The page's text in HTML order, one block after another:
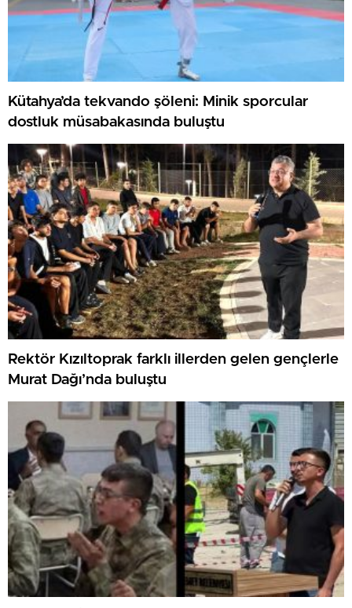
Kütahya’da tekvando şöleni: Minik sporcular
dostluk müsabakasında buluştu
Rektör Kızıltoprak farklı illerden gelen gençlerle
Murat Dağı’nda buluştu